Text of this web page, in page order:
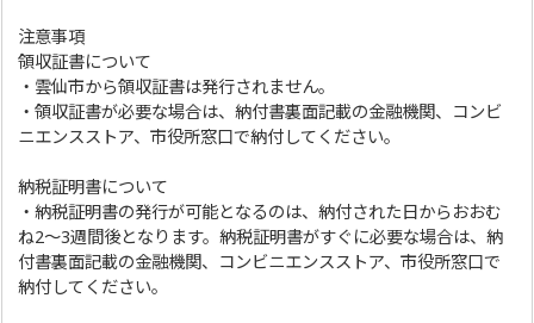
注意事項
領収証書について
・雲仙市から領収証書は発行されません。
・領収証書が必要な場合は、納付書裏面記載の金融機関、コンビ
ニエンスストア、市役所窓口で納付してください。
納税証明書について
・納税証明書の発行が可能となるのは、納付された日からおおむ
ね2～3週間後となります。納税証明書がすぐに必要な場合は、納
付書裏面記載の金融機関、コンビニエンスストア、市役所窓口で
納付してください。